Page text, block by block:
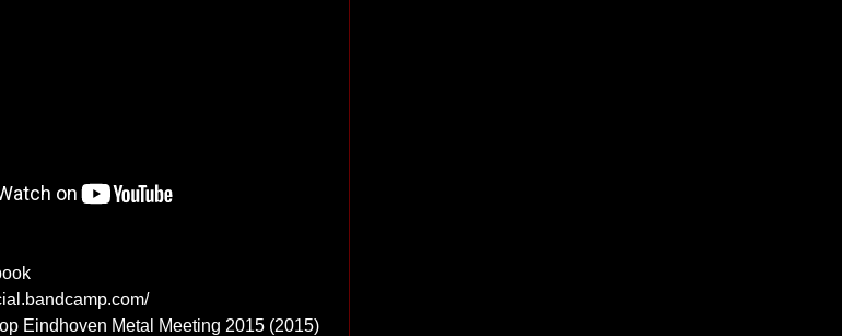
Eindhoven Metal Meeting 2015 (2015)